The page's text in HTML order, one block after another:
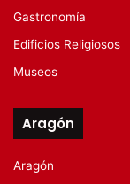
Gastronomía
Edificios Religiosos
Museos
Aragón
Aragón